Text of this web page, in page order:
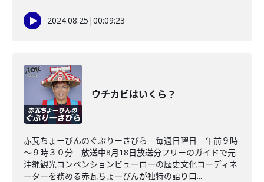
2024.08.25 |00:09:23
ウチカビはいくら？
赤瓦ちょーびんのぐぶりーさびら 毎週日曜日 午前９時
～９時３０分 放送中8月18日放送分フリーのガイドで元
沖縄観光コンベンションビューローの歴史文化コーディネ
ーターを務める赤瓦ちょーびんが独特の語り口...